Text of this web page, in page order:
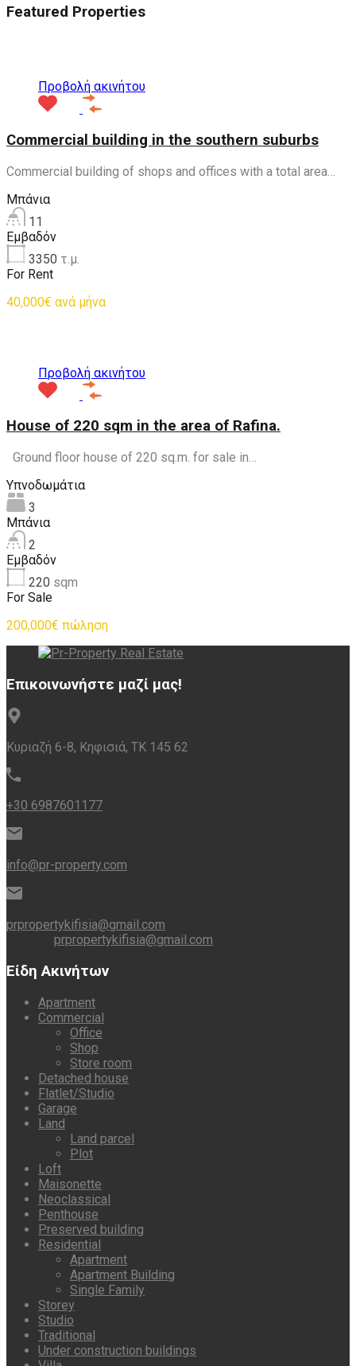
Featured Properties
Προβολή ακινήτου
Commercial building in the southern suburbs
Commercial building of shops and offices with a total area…
Μπάνια
11
Εμβαδόν
3350 τ.μ.
For Rent
40,000€ ανά μήνα
Προβολή ακινήτου
House of 220 sqm in the area of Rafina.
Ground floor house of 220 sq.m. for sale in…
Υπνοδωμάτια
3
Μπάνια
2
Εμβαδόν
220 sqm
For Sale
200,000€ πώληση
Επικοινωνήστε μαζί μας!
Κυριαζή 6-8, Κηφισιά, ΤΚ 145 62
+30 6987601177
info@pr-property.com
prpropertykifisia@gmail.com
prpropertykifisia@gmail.com
Είδη Ακινήτων
Apartment
Commercial
Office
Shop
Store room
Detached house
Flatlet/Studio
Garage
Land
Land parcel
Plot
Loft
Maisonette
Neoclassical
Penthouse
Preserved building
Residential
Apartment
Apartment Building
Single Family
Storey
Studio
Traditional
Under construction buildings